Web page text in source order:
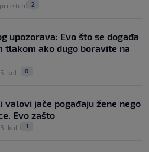
prije 6 h 2
upozorava: Evo što se događa
tlakom ako dugo boravite na
5. kol. 0
valovi jače pogađaju žene nego
Evo zašto
3. kol. 1